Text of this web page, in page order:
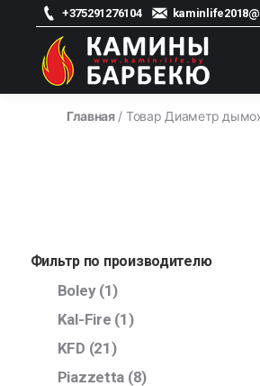
+375291276104
kamin-
Главная/ Товар Диаметр
Фильтр по производителю
Boley (1)
Kal-Fire (1)
KFD (21)
Piazzetta (8)